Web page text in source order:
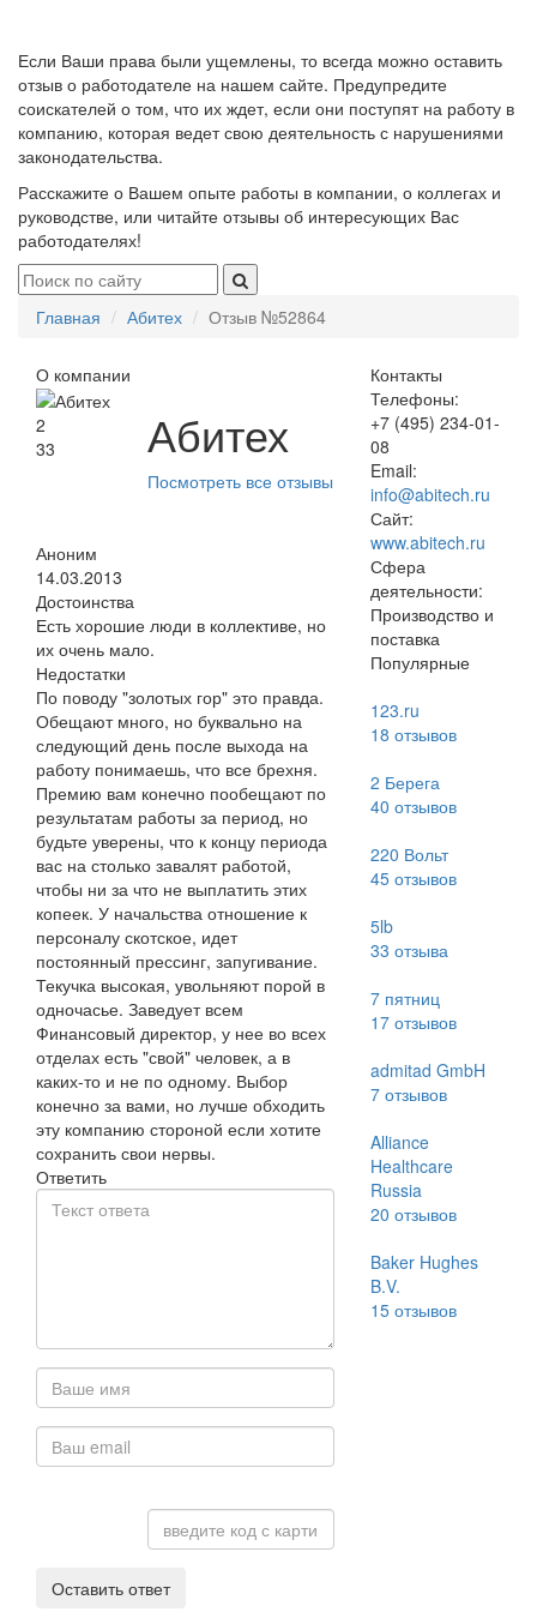
Если Ваши права были ущемлены, то всегда можно оставить
отзыв о работодателе на нашем сайте. Предупредите
соискателей о том, что их ждет, если они поступят на работу в
компанию, которая ведет свою деятельность с нарушениями
законодательства.
Расскажите о Вашем опыте работы в компании, о коллегах и
руководстве, или читайте отзывы об интересующих Вас
работодателях!
Главная Абитех Отзыв №52864
О компании
2
33
Абитех
Посмотреть все отзывы
Аноним
14.03.2013
Достоинства
Есть хорошие люди в коллективе, но
их очень мало.
Недостатки
По поводу "золотых гор" это правда.
Обещают много, но буквально на
следующий день после выхода на
работу понимаешь, что все брехня.
Премию вам конечно пообещают по
результатам работы за период, но
будьте уверены, что к концу периода
вас на столько завалят работой,
чтобы ни за что не выплатить этих
копеек. У начальства отношение к
персоналу скотское, идет
постоянный прессинг, запугивание.
Текучка высокая, увольняют порой в
одночасье. Заведует всем
Финансовый директор, у нее во всех
отделах есть "свой" человек, а в
каких-то и не по одному. Выбор
конечно за вами, но лучше обходить
эту компанию стороной если хотите
сохранить свои нервы.
Ответить
Оставить ответ
Контакты
Телефоны:
+7 (495) 234-01-
08
Email:
info@abitech.ru
Сайт:
www.abitech.ru
Сфера
деятельности:
Производство и
поставка
Популярные
123.ru
18 отзывов
2 Берега
40 отзывов
220 Вольт
45отзывов
5lb
33 отзыва
7 пятниц
17отзывов
admitad GmbH
7отзывов
Alliance
Healthcare
Russia
20 отзывов
Baker Hughes
B.V.
15отзывов